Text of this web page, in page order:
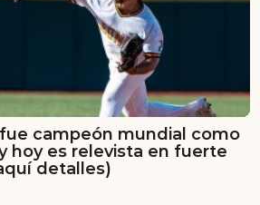
campeón mundial como
hoy es relevista en fuerte
detalles)